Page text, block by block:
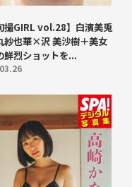
撮GIRL vol.28】白濱美兎
紗也華×沢 美沙樹＋美女
鮮烈ショットを...